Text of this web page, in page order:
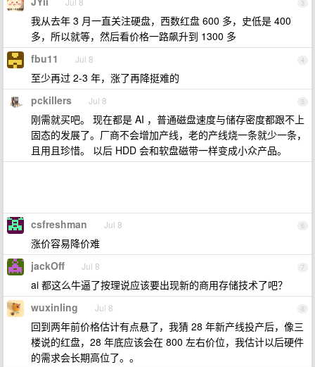
3
我从去年 3 月一直关注硬盘，西数红盘 600 多，史低是 400
多，所以就等，然后看价格一路飙升到 1300 多
4
fbu11 Jul 8
至少再过 2-3 年，涨了再降挺难的
5
pckillers Jul 8
刚需就买吧。 现在都是 AI ，普通磁盘速度与储存密度都跟不上
固态的发展了。厂商不会增加产线，老的产线烧一条就少一条，
且用且珍惜。 以后 HDD 会和软盘磁带一样变成小众产品。
6
csfreshman Jul 8
涨价容易降价难
7
jackOff Jul 8
ai 都这么牛逼了按理说应该要出现新的商用存储技术了吧？
8
wuxinling Jul 8
回到两年前价格估计有点悬了，我猜 28 年新产线投产后，像三
楼说的红盘，28 年底应该会在 800 左右价位，我估计以后硬件
的需求会长期高位了。。